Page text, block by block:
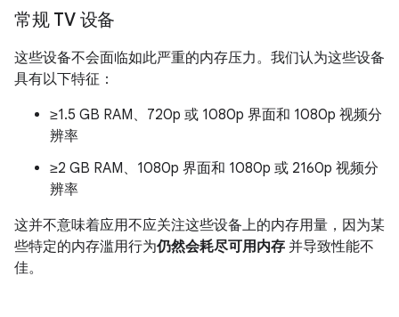
常规 TV 设备
这些设备不会面临如此严重的内存压力。我们认为这些设备
具有以下特征：
≥1.5 GB RAM、720p 或 1080p 界面和 1080p 视频分
辨率
≥2 GB RAM、1080p 界面和 1080p 或 2160p 视频分
辨率
这并不意味着应用不应关注这些设备上的内存用量，因为某
些特定的内存滥用行为仍然会耗尽可用内存 并导致性能不
佳。